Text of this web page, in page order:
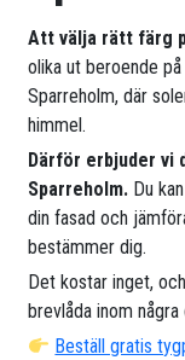
Att välja rätt färg
olika ut beroende
Sparreholm, där
himmel.
Därför erbjuder vi
Sparreholm. Du
din fasad och
bestämmer dig.
Det kostar inget,
brevlåda inom några
Beställ gratis